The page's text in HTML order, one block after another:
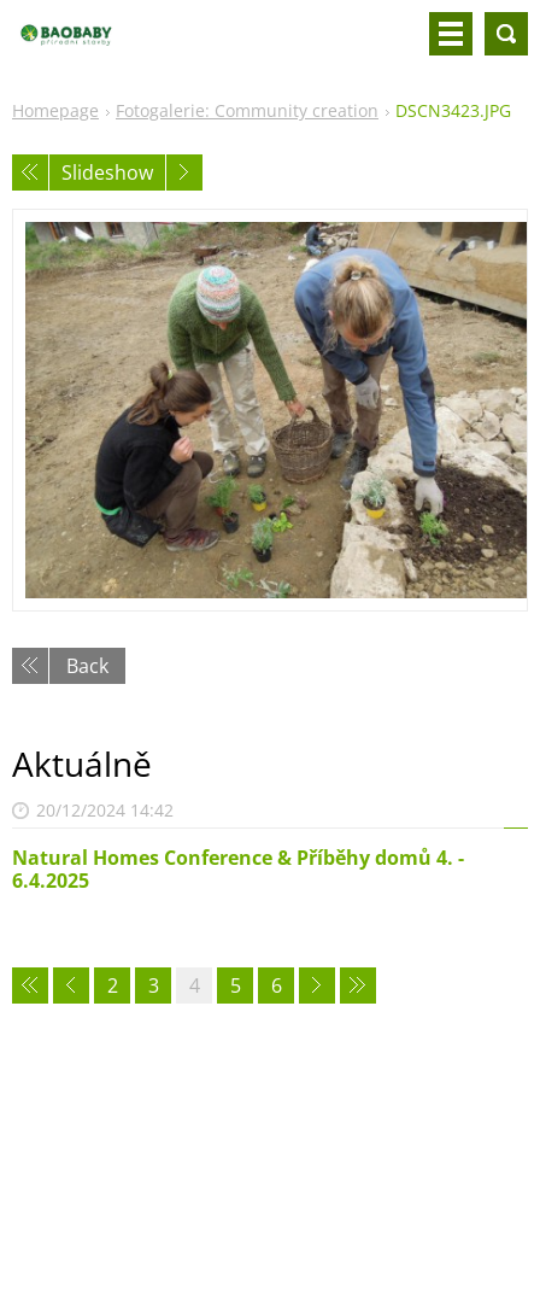
Homepage Fotogalerie: Community creation DSCN3423.JPG
Slideshow
Back
Aktuálně
20/12/2024 14:42
Natural Homes Conference & Příběhy domů 4. -
6.4.2025
2 3 4 5 6